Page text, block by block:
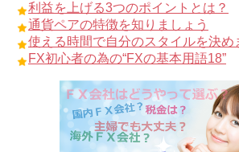
利益を上げる3つのポイントとは？
通貨ペアの特徴を知りましょう
使える時間で自分のスタイルを決め
FX初心者の為の“FXの基本用語18”